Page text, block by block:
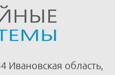
Ивановская область,